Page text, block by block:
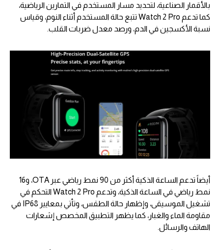
بالأقمار الصناعية، لتحديد مسار المستخدم في التمارين الرياضية،
كما تدعم Watch 2 Pro تتبع حالة المستخدم أثناء النوم، وقياس
نسبة الأكسجين في الدم، ورصد معدل ضربات القلب.
أيضاً تدعم الساعة الذكية أكثر من 90 نمط رياضي عبر OTA، و16
نمط رياضي في الساعة الذكية، وتدعم Watch 2 Pro التحكم في
تشغيل الموسيقى، وإظهار حالة الطقس، وتأتي بمعايير IP68 في
مقاومة الماء والغبار، كما يظهر التطبيق المخصص إشعارات
الهاتف والرسائل.